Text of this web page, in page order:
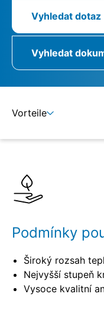
Vyhledat dotaz
Vyhledat
Vorteile
Podmínky
Široký rozsah
Nejvyšší stupeň
Vysoce kvalitní